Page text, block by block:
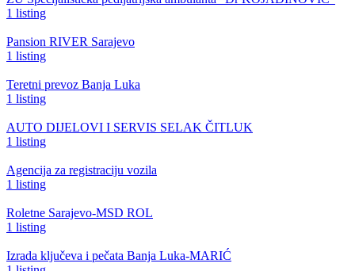
1 listing
Pansion RIVER Sarajevo
1 listing
Teretni prevoz Banja Luka
1 listing
AUTO DIJELOVI I SERVIS SELAK ČITLUK
1 listing
Agencija za registraciju vozila
1 listing
Roletne Sarajevo-MSD ROL
1 listing
Izrada ključeva i pečata Banja Luka-MARIĆ